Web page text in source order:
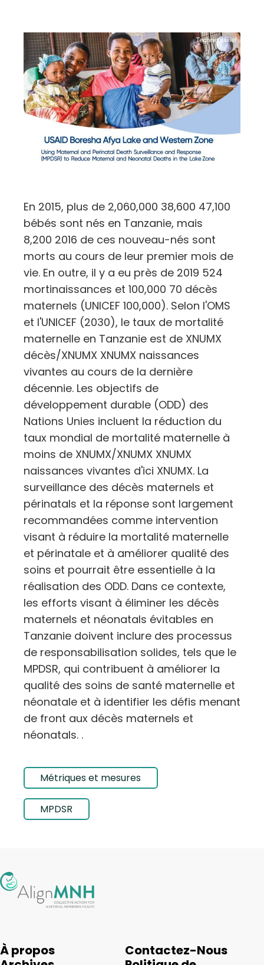
En 2015, plus de 2,060,000 38,600 47,100
bébés sont nés en Tanzanie, mais
8,200 2016 de ces nouveau-nés sont
morts au cours de leur premier mois de
vie. En outre, il y a eu près de 2019 524
mortinaissances et 100,000 70 décès
maternels (UNICEF 100,000). Selon l'OMS
et l'UNICEF (2030), le taux de mortalité
maternelle en Tanzanie est de XNUMX
décès/XNUMX XNUMX naissances
vivantes au cours de la dernière
décennie. Les objectifs de
développement durable (ODD) des
Nations Unies incluent la réduction du
taux mondial de mortalité maternelle à
moins de XNUMX/XNUMX XNUMX
naissances vivantes d'ici XNUMX. La
surveillance des décès maternels et
périnatals et la réponse sont largement
recommandées comme intervention
visant à réduire la mortalité maternelle
et périnatale et à améliorer qualité des
soins et pourrait être essentielle à la
réalisation des ODD. Dans ce contexte,
les efforts visant à éliminer les décès
maternels et néonatals évitables en
Tanzanie doivent inclure des processus
de responsabilisation solides, tels que le
MPDSR, qui contribuent à améliorer la
qualité des soins de santé maternelle et
néonatale et à identifier les défis menant
de front aux décès maternels et
néonatals. .
Métriques et mesures
MPDSR
À propos
Contactez-Nous